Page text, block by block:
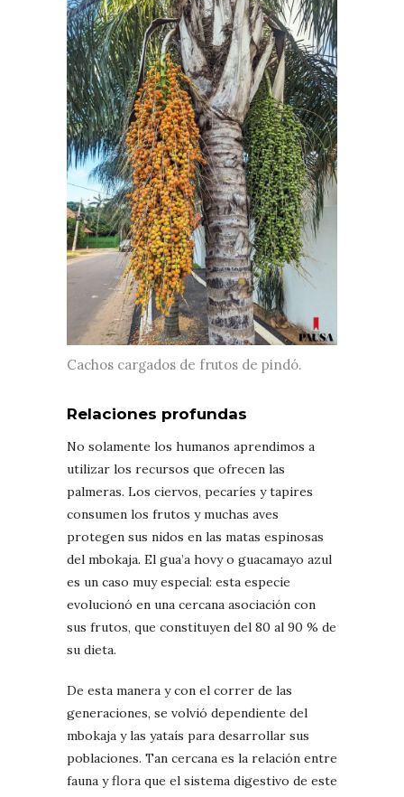
Cachos cargados de frutos de pindó.
Relaciones profundas
No solamente los humanos aprendimos a
utilizar los recursos que ofrecen las
palmeras. Los ciervos, pecaríes y tapires
consumen los frutos y muchas aves
protegen sus nidos en las matas espinosas
del mbokaja. El gua’a hovy o guacamayo azul
es un caso muy especial: esta especie
evolucionó en una cercana asociación con
sus frutos, que constituyen del 80 al 90 % de
su dieta.
De esta manera y con el correr de las
generaciones, se volvió dependiente del
mbokaja y las yataís para desarrollar sus
poblaciones. Tan cercana es la relación entre
fauna y flora que el sistema digestivo de este